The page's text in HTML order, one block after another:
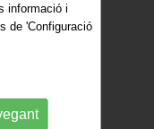
informació i
de 'Configuració